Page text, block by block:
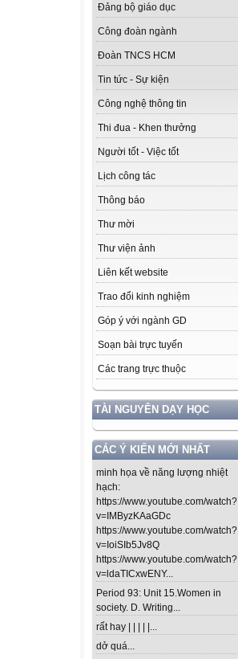
Đảng bộ giáo dục
Công đoàn ngành
Đoàn TNCS HCM
Tin tức - Sự kiện
Công nghệ thông tin
Thi đua - Khen thưởng
Người tốt - Việc tốt
Lịch công tác
Thông báo
Thư mời
Thư viện ảnh
Liên kết website
Trao đổi kinh nghiệm
Góp ý với ngành GD
Soạn bài trực tuyến
Các trang trực thuộc
TÀI NGUYÊN DẠY HỌC
CÁC Ý KIẾN MỚI NHẤT
minh họa về năng lượng nhiệt
hạch:
https://www.youtube.com/watch?
v=IMByzKAaGDc
https://www.youtube.com/watch?
v=IoiSIb5Jv8Q
https://www.youtube.com/watch?
v=ldaTICxwENY...
Period 93: Unit 15.Women in
society. D. Writing...
rất hay | | | | |...
dở quá...